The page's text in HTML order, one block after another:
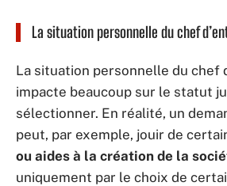
La situation personnelle du chef
La situation personnelle du chef
impacte beaucoup sur le statut
sélectionner. En réalité, un
peut, par exemple, jouir de
ou aides à la création de la
uniquement par le choix de